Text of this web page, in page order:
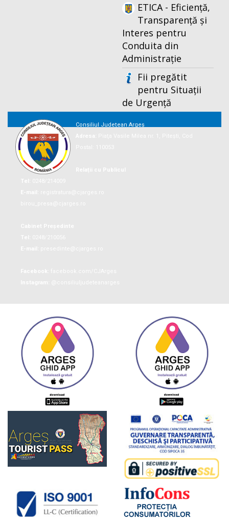
ETICA - Eficiență,
Transparență și
Interes pentru
Conduita din
Administrație
Fii pregătit
pentru Situații
de Urgență
Consiliul Județean Argeș